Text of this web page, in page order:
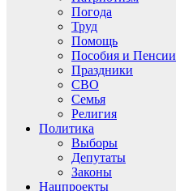
Погода
Труд
Помощь
Пособия и Пенсии
Праздники
СВО
Семья
Религия
Политика
Выборы
Депутаты
Законы
Нацпроекты